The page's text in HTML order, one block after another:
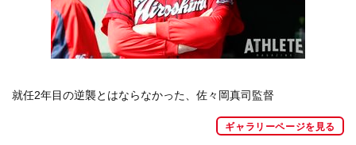
就任2年目の逆襲とはならなかった、佐々岡真司監督
ギャラリーページを見る